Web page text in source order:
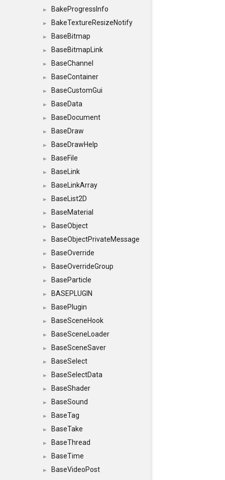
► BakeProgressInfo
► BakeTextureResizeNotify
► BaseBitmap
► BaseBitmapLink
► BaseChannel
► BaseContainer
► BaseCustomGui
► BaseData
► BaseDocument
► BaseDraw
► BaseDrawHelp
► BaseFile
► BaseLink
► BaseLinkArray
► BaseList2D
► BaseMaterial
► BaseObject
► BaseObjectPrivateMessage
► BaseOverride
► BaseOverrideGroup
► BaseParticle
► BASEPLUGIN
► BasePlugin
► BaseSceneHook
► BaseSceneLoader
► BaseSceneSaver
► BaseSelect
► BaseSelectData
► BaseShader
► BaseSound
► BaseTag
► BaseTake
► BaseThread
► BaseTime
►
BaseVideoPost